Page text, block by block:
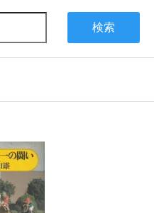
検索